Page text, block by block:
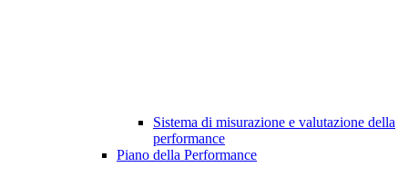
Sistema di misurazione e valutazione della
performance
Piano della Performance